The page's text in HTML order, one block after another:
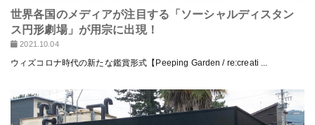
世界各国のメディアが注目する「ソーシャルディスタン
ス円形劇場」が用宗に出現！
2021.10.04
ウィズコロナ時代の新たな鑑賞形式【Peeping Garden / re:creati ...